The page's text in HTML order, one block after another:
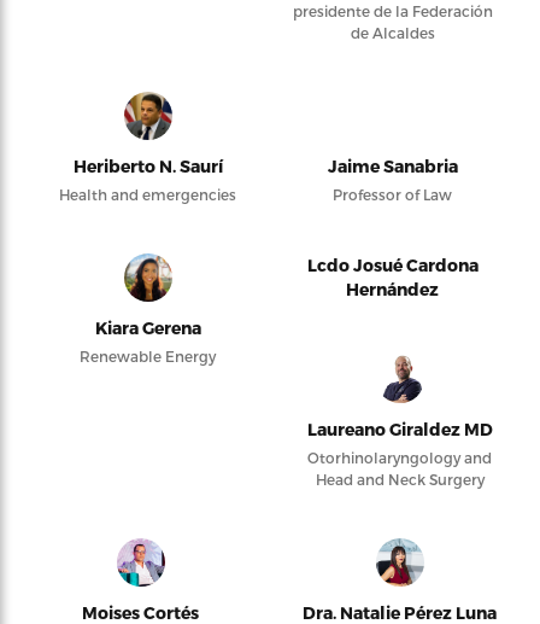
presidente de la Federación
de Alcaldes
Heriberto N. Saurí
Health and emergencies
Jaime Sanabria
Professor of Law
Kiara Gerena
Renewable Energy
Lcdo Josué Cardona
Hernández
Laureano Giraldez MD
Otorhinolaryngology and
Head and Neck Surgery
Moises Cortés Dra. Natalie Pérez Luna